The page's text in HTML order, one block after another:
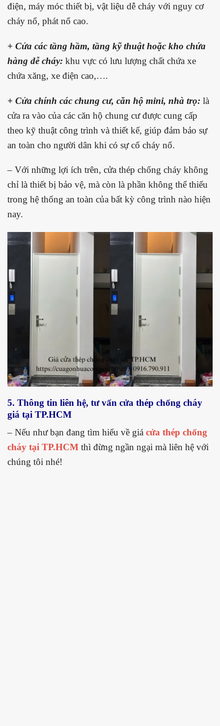
điện, máy móc thiết bị, vật liệu dễ cháy với nguy cơ
cháy nổ, phát nổ cao.
+ Cửa các tầng hầm, tầng kỹ thuật hoặc kho chứa
hàng dễ cháy: khu vực có lưu lượng chất chứa xe
chứa xăng, xe điện cao,….
+ Cửa chính các chung cư, căn hộ mini, nhà trọ: là
cửa ra vào của các căn hộ chung cư được cung cấp
theo kỹ thuật công trình và thiết kế, giúp đảm bảo sự
an toàn cho người dân khi có sự cố cháy nổ.
– Với những lợi ích trên, cửa thép chống cháy không
chỉ là thiết bị bảo vệ, mà còn là phần không thể thiếu
trong hệ thống an toàn của bất kỳ công trình nào hiện
nay.
5. Thông tin liên hệ, tư vấn cửa thép chống cháy
giá tại TP.HCM
– Nếu như bạn đang tìm hiểu về giá cửa thép chống
cháy tại TP.HCM thì đừng ngần ngại mà liên hệ với
chúng tôi nhé!